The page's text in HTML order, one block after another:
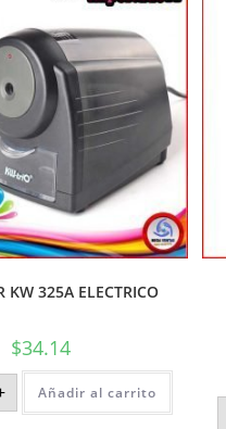
KW 325A ELECTRICO
$34.14
Añadir al carrito